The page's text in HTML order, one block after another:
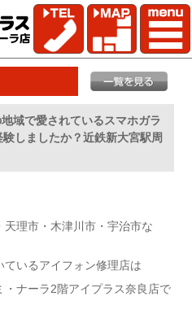
域で愛されているスマホガラ
験しましたか？近鉄新大宮駅周
理市・木津川市・宇治市な
いるアイフォン修理店は
ナーラ2階アイプラス奈良店で